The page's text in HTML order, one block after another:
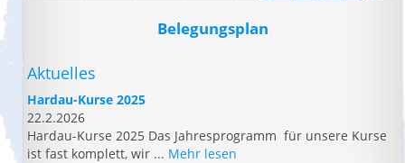
Belegungsplan
Aktuelles
Hardau-Kurse 2025
22.2.2026
Hardau-Kurse 2025 Das Jahresprogramm für unsere Kurse
ist fast komplett, wir ... Mehr lesen